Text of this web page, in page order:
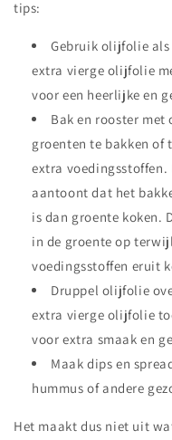
tips:
Gebruik olijfolie als
extra vierge olijfolie
voor een heerlijke en
Bak en rooster
groenten te bakken of
extra voedingsstoffen.
aantoont dat het
is dan groente koken.
in de groente op
voedingsstoffen eruit
Druppel olijfolie
extra vierge olijfolie
voor extra smaak en
Maak dips en
hummus of andere
Het maakt dus niet uit